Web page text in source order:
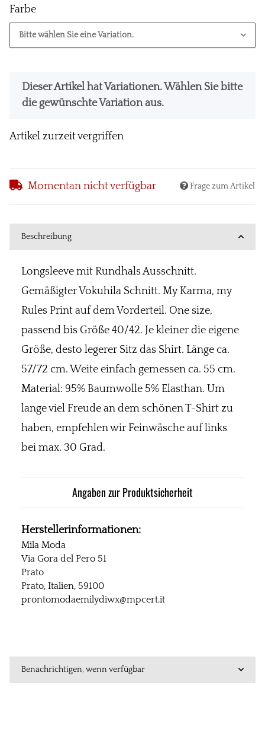
Farbe
Bitte wählen Sie eine Variation.
x
Dieser Artikel hat Variationen. Wählen Sie bitte
die gewünschte Variation aus.
Artikel zurzeit vergriffen
Momentan nicht verfügbar Frage zum Artikel
Beschreibung
Longsleeve mit Rundhals Ausschnitt.
Gemäßigter Vokuhila Schnitt. My Karma, my
Rules Print auf dem Vorderteil. One size,
passend bis Größe 40/42. Je kleiner die eigene
Größe, desto legerer Sitz das Shirt. Länge ca.
57/72 cm. Weite einfach gemessen ca. 55 cm.
Material: 95% Baumwolle 5% Elasthan. Um
lange viel Freude an dem schönen T-Shirt zu
haben, empfehlen wir Feinwäsche auf links
bei max. 30 Grad.
Angaben zur Produktsicherheit
Herstellerinformationen:
Mila Moda
Via Gora del Pero 51
Prato
Prato, Italien, 59100
prontomodaemilydiwx@mpcert.it
Benachrichtigen, wenn verfügbar